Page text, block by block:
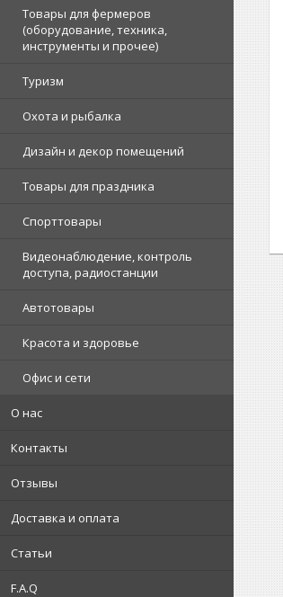
Товары для фермеров
(оборудование, техника,
инструменты и прочее)
Туризм
Охота и рыбалка
Дизайн и декор помещений
Товары для праздника
Спорттовары
Видеонаблюдение, контроль
доступа, радиостанции
Автотовары
Красота и здоровье
Офис и сети
О нас
Контакты
Отзывы
Доставка и оплата
Статьи
F.A.Q